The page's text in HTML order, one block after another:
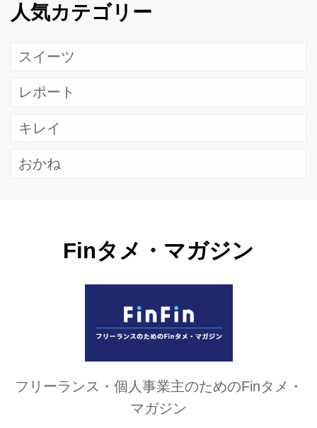
人気カテゴリー
スイーツ
レポート
キレイ
おかね
Finタメ・マガジン
フリーランス・個人事業主のためのFinタメ・
マガジン